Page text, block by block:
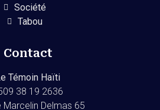
Société
Tabou
Contact
Témoin Haïti
38 19 2636
Marcelin Delmas 65